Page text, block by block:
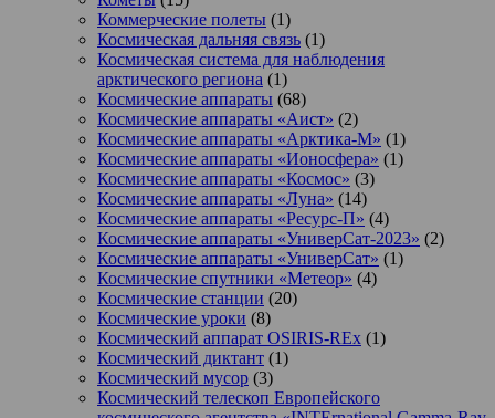
Коммерческие полеты (1)
Космическая дальняя связь (1)
Космическая система для наблюдения
арктического региона (1)
Космические аппараты (68)
Космические аппараты «Аист» (2)
Космические аппараты «Арктика-М» (1)
Космические аппараты «Ионосфера» (1)
Космические аппараты «Космос» (3)
Космические аппараты «Луна» (14)
Космические аппараты «Ресурс-П» (4)
Космические аппараты «УниверСат-2023» (2)
Космические аппараты «УниверСат» (1)
Космические спутники «Метеор» (4)
Космические станции (20)
Космические уроки (8)
Космический аппарат OSIRIS-REx (1)
Космический диктант (1)
Космический мусор (3)
Космический телескоп Европейского